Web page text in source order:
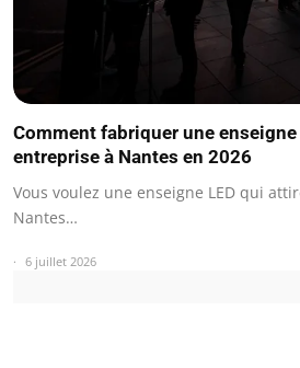
Comment fabriquer une
entreprise à Nantes en 2026
Vous voulez une enseigne LED qui
Nantes…
6 juillet 2026